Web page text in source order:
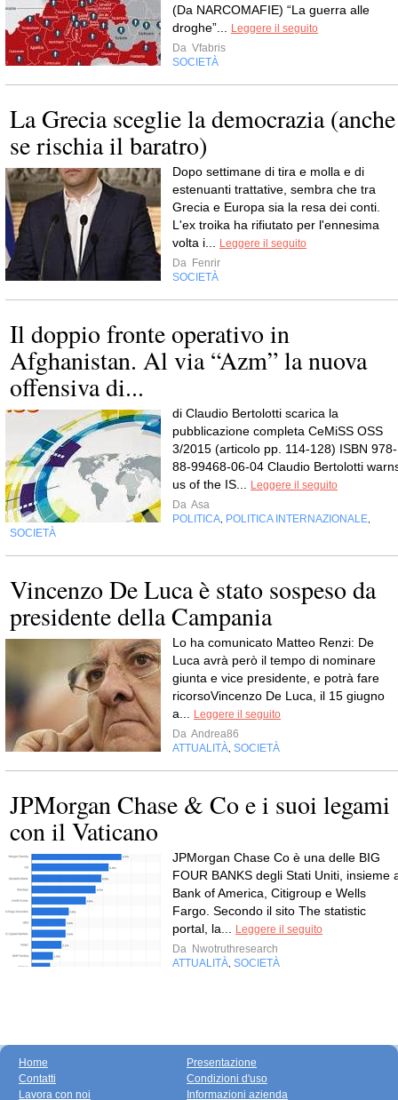
(Da NARCOMAFIE) “La guerra alle
droghe”...
Leggere il seguito
Da Vfabris
SOCIETÀ
La Grecia sceglie la democrazia (anche
se rischia il baratro)
Dopo settimane di tira e molla e di
estenuanti trattative, sembra che tra
Grecia e Europa sia la resa dei conti.
L'ex troika ha rifiutato per l'ennesima
volta i...
Leggere il seguito
Da Fenrir
SOCIETÀ
Il doppio fronte operativo in
Afghanistan. Al via “Azm” la nuova
offensiva di...
di Claudio Bertolotti scarica la
pubblicazione completa CeMiSS OSS
3/2015 (articolo pp. 114-128) ISBN 978-
88-99468-06-04 Claudio Bertolotti
us of the IS...
Leggere il seguito
Da Asa
POLITICA POLITICA INTERNAZIONALE
SOCIETÀ
Vincenzo De Luca è stato sospeso da
presidente della Campania
Lo ha comunicato Matteo Renzi: De
Luca avrà però il tempo di nominare
giunta e vice presidente, e potrà fare
ricorsoVincenzo De Luca, il 15 giugno
a...
Leggere il seguito
Da Andrea86
ATTUALITÀ SOCIETÀ
JPMorgan Chase & Co e i suoi legami
con il Vaticano
JPMorgan Chase Co è una delle BIG
FOUR BANKS degli Stati Uniti, insieme
Bank of America, Citigroup e Wells
Fargo. Secondo il sito The statistic
portal, la...
Leggere il seguito
Da Nwotruthresearch
ATTUALITÀ SOCIETÀ
Home
Contatti
Lavora con noi
Presentazione
Condizioni d'uso
Informazioni azienda